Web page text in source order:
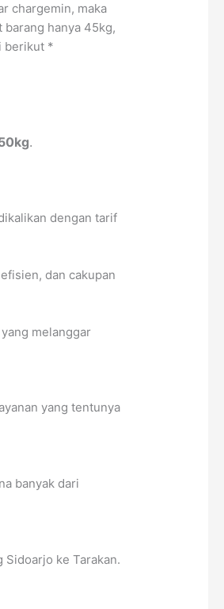
chargemin, maka
hanya 45kg,
berikut *
.
dengan tarif
dan cakupan
melanggar
yang tentunya
banyak dari
ke Tarakan.